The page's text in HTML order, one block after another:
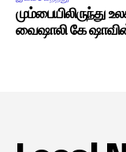
மும்பையிலிருந்து
வைஷாலி கே